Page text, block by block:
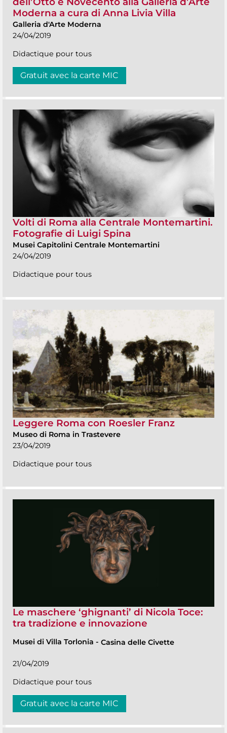
Moderna a cura di Anna Livia Villa
Galleria d'Arte Moderna
24/04/2019
Didactique pour tous
Gratuit avec la carte MIC
Volti di Roma alla Centrale Montemartini.
Fotografie di Luigi Spina
Musei Capitolini Centrale Montemartini
24/04/2019
Didactique pour tous
Leggere Roma con Roesler Franz
Museo di Roma in Trastevere
23/04/2019
Didactique pour tous
Le maschere ‘ghignanti’ di Nicola Toce:
tra tradizione e innovazione
Musei di Villa Torlonia - Casina delle Civette
21/04/2019
Didactique pour tous
Gratuit avec la carte MIC